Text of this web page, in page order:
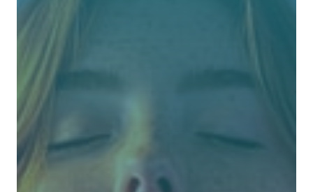
Sitzung) oder nicht der geeignete Rahmen (z. B.
Demonstration)